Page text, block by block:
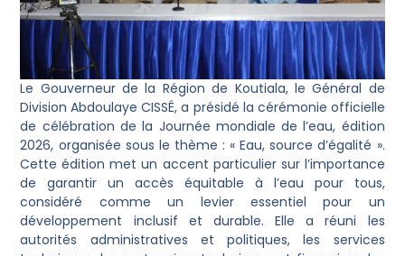
Le Gouverneur de la Région de Koutiala, le Général de
Division Abdoulaye CISSÉ, a présidé la cérémonie officielle
de célébration de la Journée mondiale de l’eau, édition
2026, organisée sous le thème : « Eau, source d’égalité ».
Cette édition met un accent particulier sur l’importance
de garantir un accès équitable à l’eau pour tous,
considéré comme un levier essentiel pour un
développement inclusif et durable. Elle a réuni les
autorités administratives et politiques, les services